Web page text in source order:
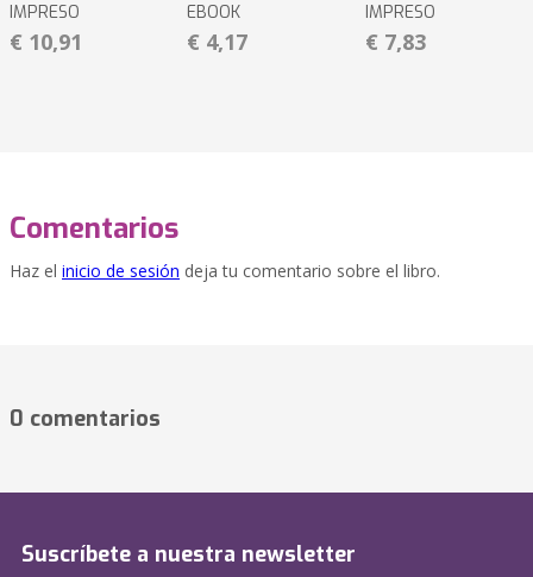
IMPRESO
€ 10,91
EBOOK
€ 4,17
IMPRESO
€ 7,83
Comentarios
Haz el inicio de sesión deja tu comentario sobre el libro.
0 comentarios
Suscríbete a nuestra newsletter